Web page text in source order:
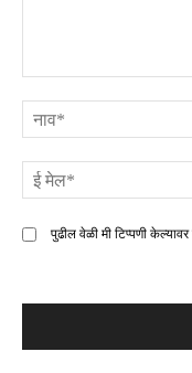
पुढील वेळी मी टिप्पणी